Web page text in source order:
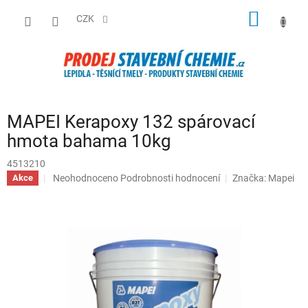
CZK
MAPEI Kerapoxy 132 spárovací
hmota bahama 10kg
4513210
Akce
Průměrné
hvězdiček.
Neohodnoceno Podrobnosti hodnocení Značka: Mapei